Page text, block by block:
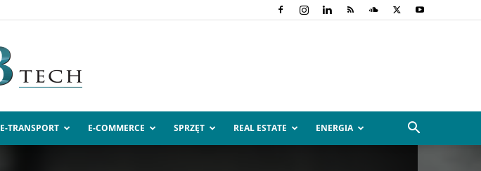
ISBtech.pl
E-TRANSPORT E-COMMERCE SPRZĘT REAL ESTATE ENERGIA